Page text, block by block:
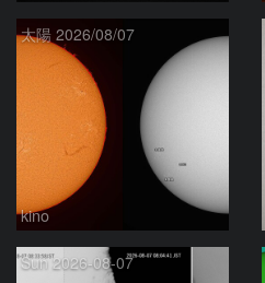
太陽 2026/08/07
kino
Sun 2026-08-07